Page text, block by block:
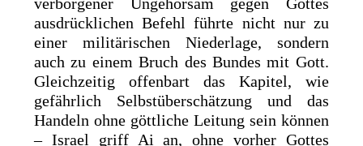
ausdrücklichen Befehl führte nicht nur zu
einer militärischen Niederlage, sondern
auch zu einem Bruch des Bundes mit Gott.
Gleichzeitig offenbart das Kapitel, wie
gefährlich Selbstüberschätzung und das
Handeln ohne göttliche Leitung sein können
– Israel griff Ai an, ohne vorher Gottes